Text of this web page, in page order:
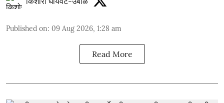
Published on: 09 Aug 2026, 1:28 am
Read More